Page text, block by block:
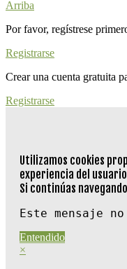
Arriba
Por favor, regístrese
Registrarse
Crear una cuenta gratuita
Registrarse
Utilizamos cookies
experiencia del
Si continúas
Este mensaje
Entendido
×